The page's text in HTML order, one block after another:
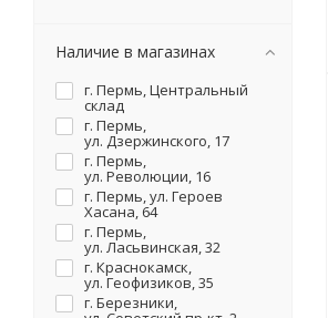
Наличие в магазинах
г. Пермь, Центральный
склад
г. Пермь,
ул. Дзержинского, 17
г. Пермь,
ул. Революции, 16
г. Пермь, ул. Героев
Хасана, 64
г. Пермь,
ул. Ласьвинская, 32
г. Краснокамск,
ул. Геофизиков, 35
г. Березники,